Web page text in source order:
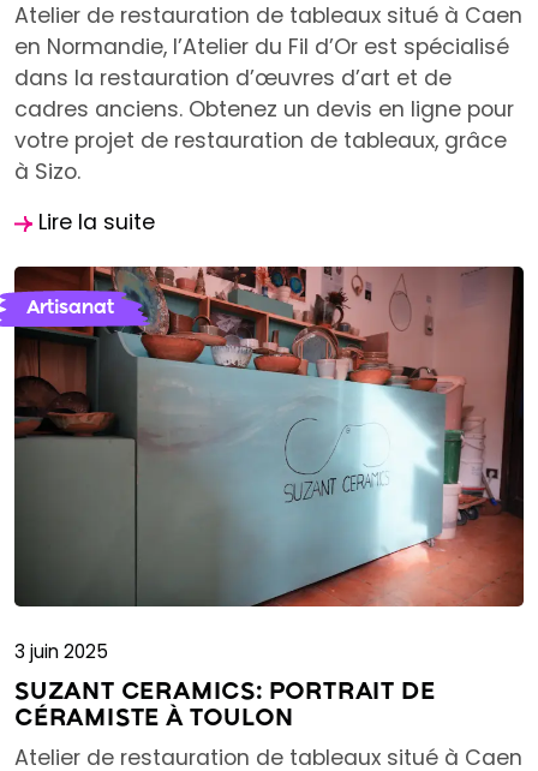
Atelier de restauration de tableaux situé à Caen
en Normandie, l’Atelier du Fil d’Or est spécialisé
dans la restauration d’œuvres d’art et de
cadres anciens. Obtenez un devis en ligne pour
votre projet de restauration de tableaux, grâce
à Sizo.
Lire la suite
Artisanat
3 juin 2025
SUZANT CERAMICS: PORTRAIT DE
CÉRAMISTE À TOULON
Atelier de restauration de tableaux situé à Caen